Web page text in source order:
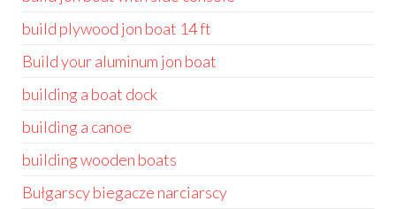
build plywood jon boat 14 ft
Build your aluminum jon boat
building a boat dock
building a canoe
building wooden boats
Bułgarscy biegacze narciarscy